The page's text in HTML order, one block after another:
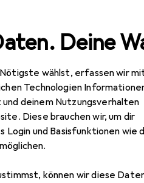
Deine
Nötigste wählst, erfassen wir
Technologien
deinem Nutzungsverhalten
Diese brauchen wir, um dir
Login und Basisfunktionen wie
können wir diese
+ Garten Werkzeug